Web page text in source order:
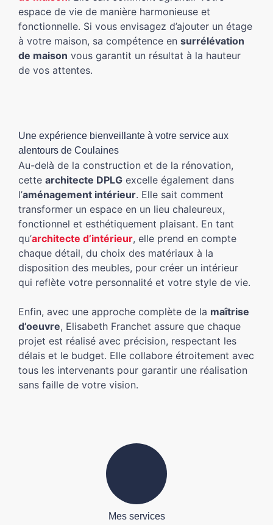
espace de vie de manière harmonieuse et
fonctionnelle. Si vous envisagez d’ajouter un étage
à votre maison, sa compétence en surrélévation
de maison vous garantit un résultat à la hauteur
de vos attentes.
Une expérience bienveillante à votre service aux
alentours de Coulaines
Au-delà de la construction et de la rénovation,
cette architecte DPLG excelle également dans
l’aménagement intérieur. Elle sait comment
transformer un espace en un lieu chaleureux,
fonctionnel et esthétiquement plaisant. En tant
qu’architecte d’intérieur, elle prend en compte
chaque détail, du choix des matériaux à la
disposition des meubles, pour créer un intérieur
qui reflète votre personnalité et votre style de vie.
Enfin, avec une approche complète de la maîtrise
d’oeuvre, Elisabeth Franchet assure que chaque
projet est réalisé avec précision, respectant les
délais et le budget. Elle collabore étroitement avec
tous les intervenants pour garantir une réalisation
sans faille de votre vision.
Mes services